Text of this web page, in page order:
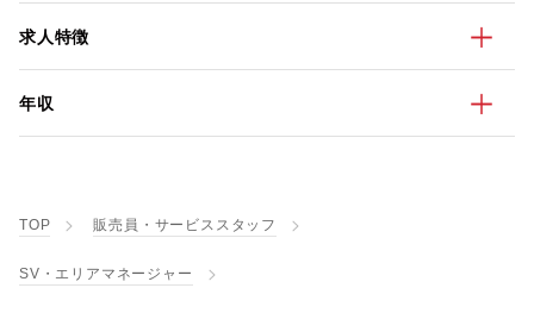
求人特徴
年収
TOP 販売員・サービススタッフ
SV・エリアマネージャー